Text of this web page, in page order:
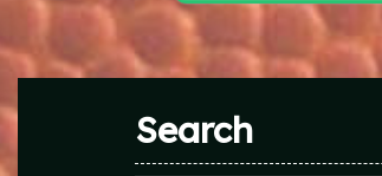
Search